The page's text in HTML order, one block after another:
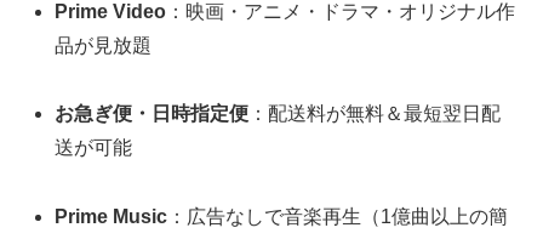
Prime Video ：映画・アニメ・ドラマ・オリジナル作
品が見放題
お急ぎ便・日時指定便 ：配送料が無料＆最短翌日配
送が可能
Prime Music ：広告なしで音楽再生（1億曲以上の簡